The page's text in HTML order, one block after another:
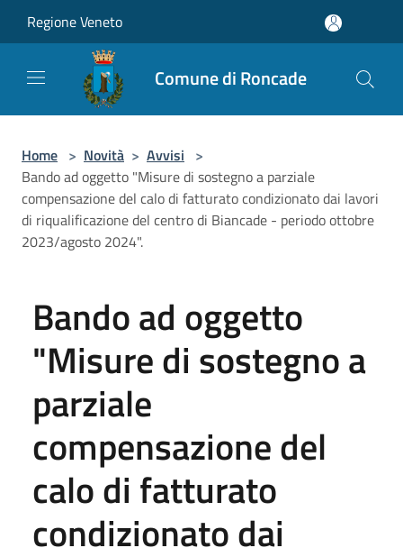
Regione Veneto
Comune di Roncade
Home > Novità > Avvisi >
Bando ad oggetto "Misure di sostegno a parziale
compensazione del calo di fatturato condizionato dai lavori
di riqualificazione del centro di Biancade - periodo ottobre
2023/agosto 2024".
Bando ad oggetto
"Misure di sostegno a
parziale
compensazione del
calo di fatturato
condizionato dai